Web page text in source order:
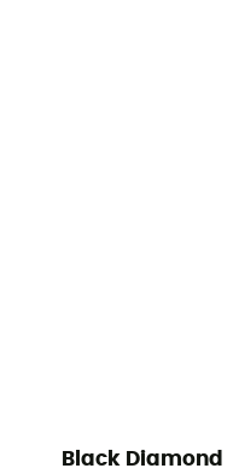
Black Diamond